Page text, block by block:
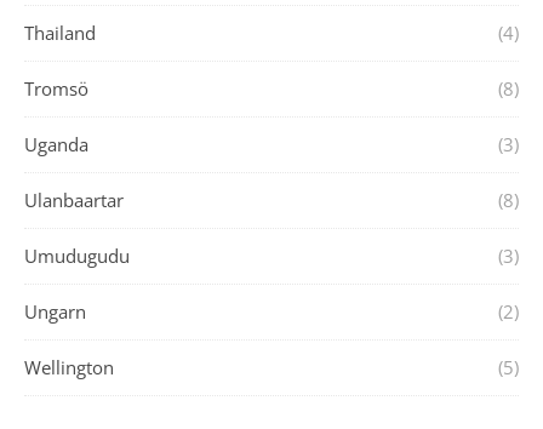
Thailand (4)
Tromsö (8)
Uganda (3)
Ulanbaartar (8)
Umudugudu (3)
Ungarn (2)
Wellington (5)